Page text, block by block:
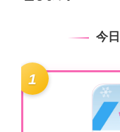
今日
1